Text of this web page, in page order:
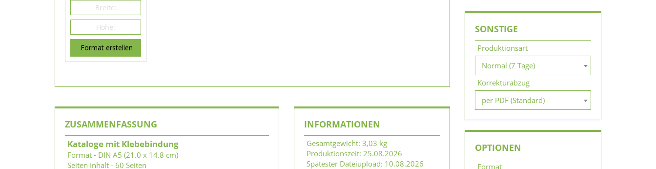
Format erstellen
ZUSAMMENFASSUNG
Kataloge mit Klebebindung
Format - DIN A5 (21.0 x 14.8 cm)
Seiten Inhalt - 60 Seiten
INFORMATIONEN
Gesamtgewicht: 3,03 kg
Produktionszeit: 25.08.2026
Spätester Dateiupload: 10.08.2026
SONSTIGE
Produktionsart
Normal (7 Tage)
Korrekturabzug
per PDF (Standard)
OPTIONEN
Format